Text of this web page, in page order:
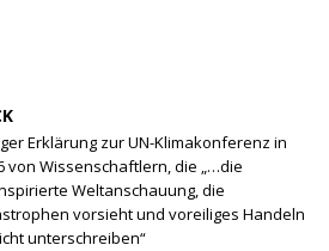
Erklärung zur UN-Klimakonferenz in
von Wissenschaftlern, die „…die
Weltanschauung, die
vorsieht und voreiliges Handeln
unterschreiben“